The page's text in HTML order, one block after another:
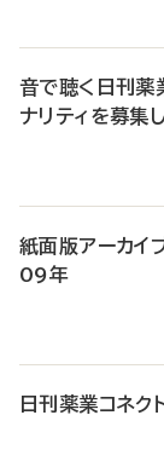
音で聴く日刊
ナリティを募集
紙面版アー
09年
日刊薬業コネ